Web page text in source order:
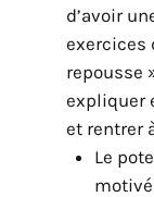
d’avoir
exercices
repousse
expliquer
et rentrer
Le